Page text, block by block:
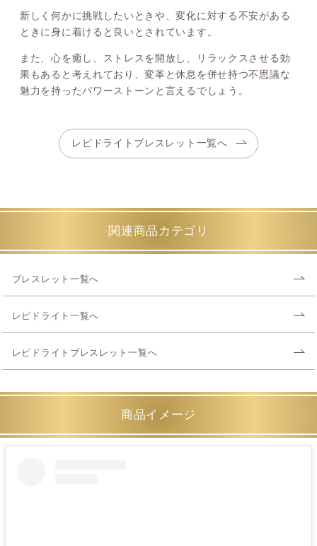
新しく何かに挑戦したいときや、変化に対する不安がある
ときに身に着けると良いとされています。
また、心を癒し、ストレスを開放し、リラックスさせる効
果もあると考えれており、変革と休息を併せ持つ不思議な
魅力を持ったパワーストーンと言えるでしょう。
レピドライトブレスレット一覧へ
関連商品カテゴリ
ブレスレット一覧へ
レピドライト一覧へ
レピドライトブレスレット一覧へ
商品イメージ